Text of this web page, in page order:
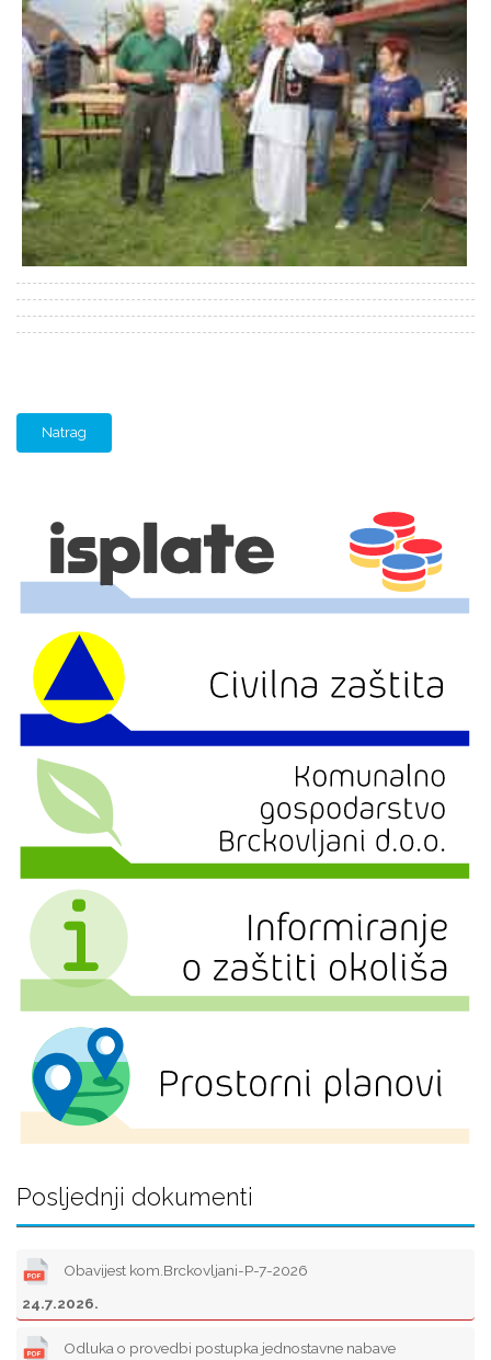
Natrag
Posljednji dokumenti
Obavijest kom.Brckovljani-P-7-2026
24.7.2026.
Odluka o provedbi postupka jednostavne nabave